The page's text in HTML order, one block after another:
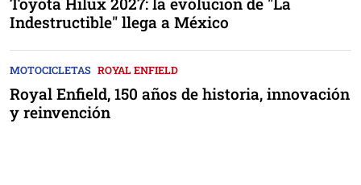
Indestructible" llega a México
MOTOCICLETAS ROYAL ENFIELD
Royal Enfield, 150 años de historia, innovación
y reinvención